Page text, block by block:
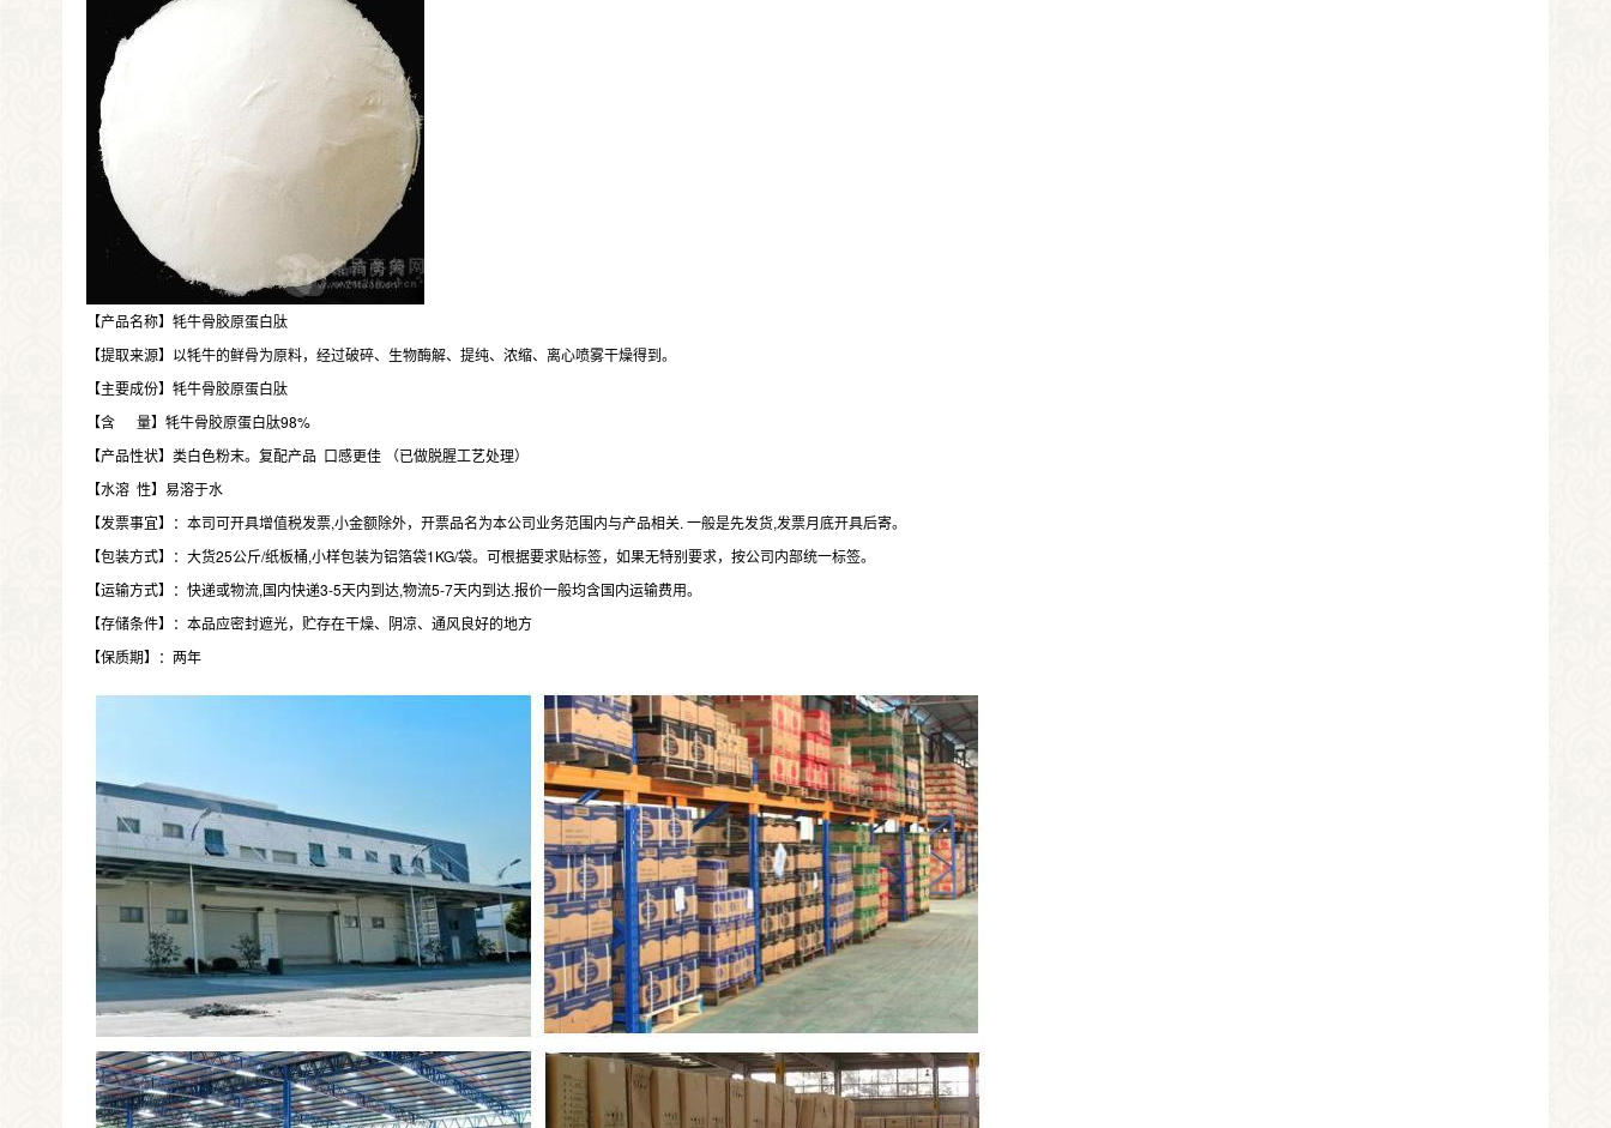
【产品名称】牦牛骨胶原蛋白肽
【提取来源】以牦牛的鲜骨为原料，经过破碎、生物酶解、提纯、浓缩、离心喷雾干燥得到。
【主要成份】牦牛骨胶原蛋白肽
【含 量】牦牛骨胶原蛋白肽98%
【产品性状】类白色粉末。复配产品 口感更佳 （已做脱腥工艺处理）
【水溶 性】易溶于水
【发票事宜】：本司可开具增值税发票,小金额除外，开票品名为本公司业务范围内与产品相关. 一般是先发货,发票月底开具后寄。
【包装方式】：大货25公斤/纸板桶,小样包装为铝箔袋1KG/袋。可根据要求贴标签，如果无特别要求，按公司内部统一标签。
【运输方式】：快递或物流,国内快递3-5天内到达,物流5-7天内到达.报价一般均含国内运输费用。
【存储条件】：本品应密封遮光，贮存在干燥、阴凉、通风良好的地方
【保质期】：两年